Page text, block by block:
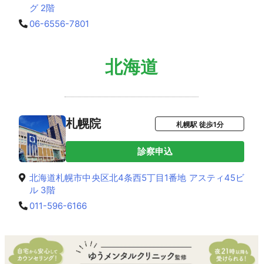
グ 2階
06-6556-7801
北海道
札幌院 札幌駅 徒歩1分
診察申込
北海道札幌市中央区北4条西5丁目1番地 アスティ45ビ
ル 3階
011-596-6166